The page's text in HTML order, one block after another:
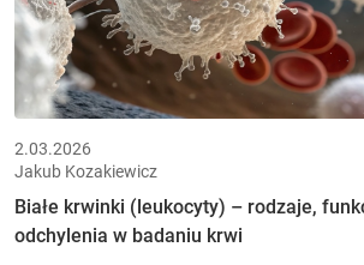
2.03.2026
Jakub Kozakiewicz
Białe krwinki (leukocyty) – rodzaje,
odchylenia w badaniu krwi